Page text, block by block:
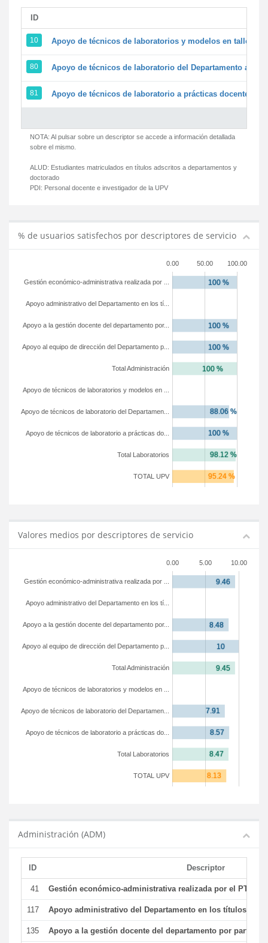
ID
10 Apoyo de técnicos de laboratorios y modelos en
80 Apoyo de técnicos de laboratorio del Departamento a la
81 Apoyo de técnicos de laboratorio a prácticas docentes y
NOTA: Al pulsar sobre un descriptor se accede a información detallada
sobre el mismo.
ALUD: Estudiantes matriculados en títulos adscritos a departamentos y
doctorado
PDI: Personal docente e investigador de la UPV
% de usuarios satisfechos por descriptores de servicio
0.00 50.00 100.00
TOTAL UPV
Total Laboratorios
Apoyo de técnicos de laboratorio a prácticas do...
Apoyo de técnicos de laboratorio del Departamen...
Apoyo de técnicos de laboratorios y modelos en ...
Total Administración
Apoyo al equipo de dirección del Departamento p...
Apoyo a la gestión docente del departamento por...
Apoyo administrativo del Departamento en los tí...
Gestión económico-administrativa realizada por ...
Valores medios por descriptores de servicio
0.00 5.00 10.00
TOTAL UPV
Total Laboratorios
Apoyo de técnicos de laboratorio a prácticas do...
Apoyo de técnicos de laboratorio del Departamen...
Apoyo de técnicos de laboratorios y modelos en ...
Total Administración
Apoyo al equipo de dirección del Departamento p...
Apoyo a la gestión docente del departamento por...
Apoyo administrativo del Departamento en los tí...
Gestión económico-administrativa realizada por ...
Administración (ADM)
ID Descriptor
41 Gestión económico-administrativa realizada por el PTGAS
117 Apoyo administrativo del Departamento en los títulos de
135 Apoyo a la gestión docente del departamento por parte